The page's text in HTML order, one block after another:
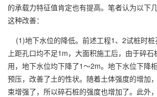
的承载力特征值肯定也有提高。笔者认为以下
这种改善：
(1)地下水位的降低。前述工程1、2试桩时桩
上距孔口均不足1m，大面积施工后，由于碎
用，地下水位均下降了1～2m。地下水位下降
预压，改善了土的性状。随着土体强度的增加
束增强了，所以碎石桩的强度也增加了。此外